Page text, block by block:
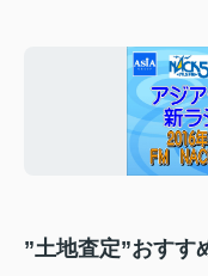
”土地査定”おすす